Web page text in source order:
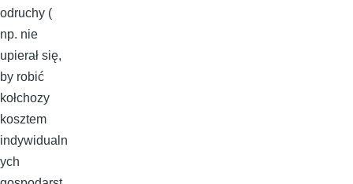
odruchy (
np. nie
upierał się,
by robić
kołchozy
kosztem
indywidualn
ych